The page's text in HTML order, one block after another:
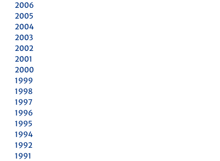
2006
2005
2004
2003
2002
2001
2000
1999
1998
1997
1996
1995
1994
1992
1991